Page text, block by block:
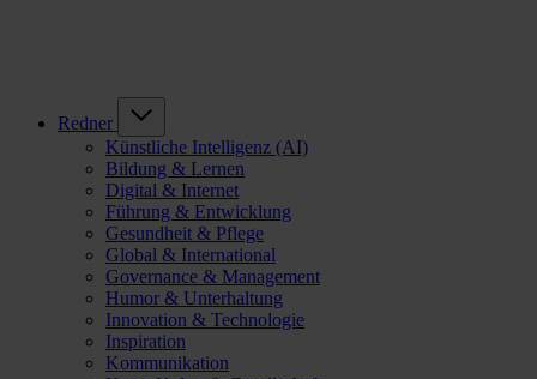
Redner
Künstliche Intelligenz (AI)
Bildung & Lernen
Digital & Internet
Führung & Entwicklung
Gesundheit & Pflege
Global & International
Governance & Management
Humor & Unterhaltung
Innovation & Technologie
Inspiration
Kommunikation